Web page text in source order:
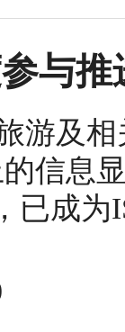
与
游及
的信息
已成为